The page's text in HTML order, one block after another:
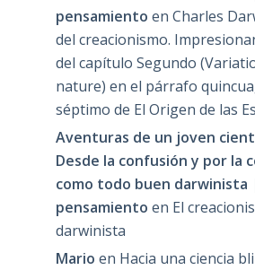
pensamiento en Charles
del creacionismo.
del capítulo Segundo
nature) en el párrafo
séptimo de El Origen de las
Aventuras de un joven
Desde la confusión y por la
como todo buen darwinista
pensamiento en El
darwinista
Mario en Hacia una ciencia